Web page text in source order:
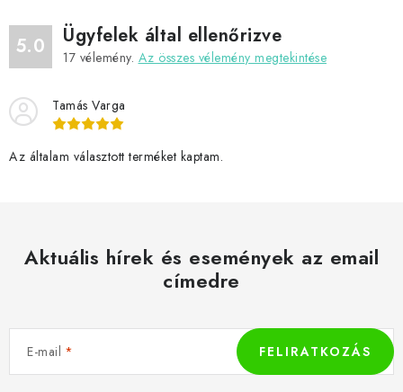
5.0 Ügyfelek által ellenőrizve
17 vélemény. Az összes vélemény megtekintése
Tamás Varga
Az általam választott terméket kaptam.
Aktuális hírek és események az email
címedre
E-mail FELIRATKOZÁS